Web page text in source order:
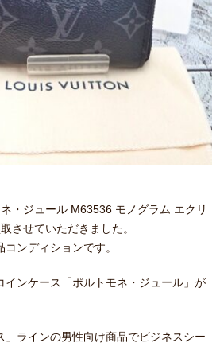
・ジュール M63536 モノグラム エクリ
させていただきました。
ンディションです。
インケース「ポルトモネ・ジュール」が
」ラインの男性向け商品でビジネスシー